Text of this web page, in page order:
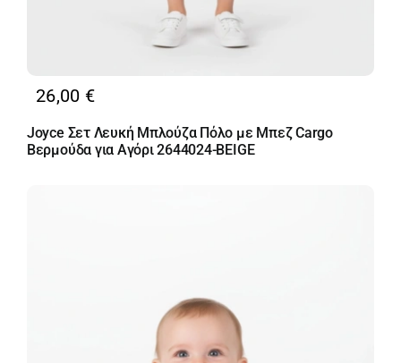
26,00 €
Joyce Σετ Λευκή Μπλούζα Πόλο με Μπεζ Cargo
Βερμούδα για Αγόρι 2644024-BEIGE